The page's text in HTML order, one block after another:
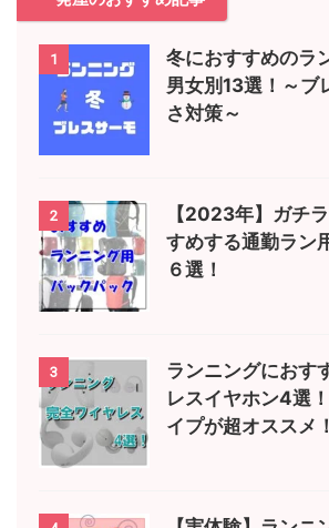
1
冬におすすめのラ
男女別13選！～ブ
さ対策～
2
【2023年】ガチ
すめする通勤ラン
６選！
3
ランニングにおす
レスイヤホン4選
イプが超オススメ！